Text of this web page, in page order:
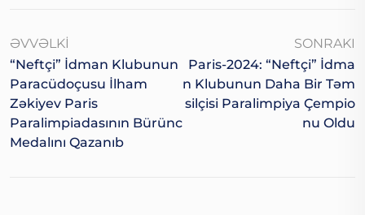
ƏVVƏLKI
“Neftçi” İdman Klubunun
Paracüdoçusu İlham
Zəkiyev Paris
Paralimpiadasının Bürünc
Medalını Qazanıb
SONRAKI
Paris-2024: “Neftçi” İdma
N Klubunun Daha Bir Təm
Silçisi Paralimpiya Çempio
Nu Oldu